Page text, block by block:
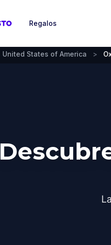
Regalos
United States of America >